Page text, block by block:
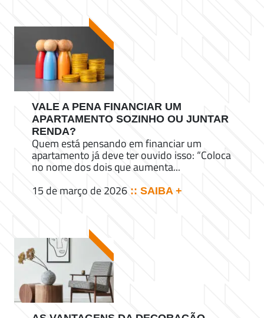
VALE A PENA FINANCIAR UM
APARTAMENTO SOZINHO OU JUNTAR
RENDA?
Quem está pensando em financiar um
apartamento já deve ter ouvido isso: “Coloca
no nome dos dois que aumenta...
15 de março de 2026 :: SAIBA +